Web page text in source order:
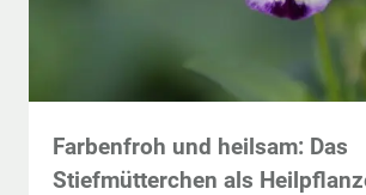
Farbenfroh und heilsam: Das
Stiefmütterchen als